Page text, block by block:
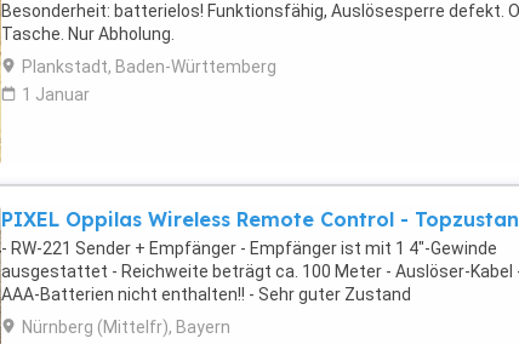
Besonderheit: batterielos! Funktionsfähig, Auslösesperre defekt.
Tasche. Nur Abholung.
Plankstadt, Baden-Württemberg
1 Januar
PIXEL Oppilas Wireless Remote Control -
- RW-221 Sender + Empfänger - Empfänger ist mit 1 4"-Gewinde
ausgestattet - Reichweite beträgt ca. 100 Meter - Auslöser-Kabel
AAA-Batterien nicht enthalten!! - Sehr guter Zustand
Nürnberg (Mittelfr), Bayern